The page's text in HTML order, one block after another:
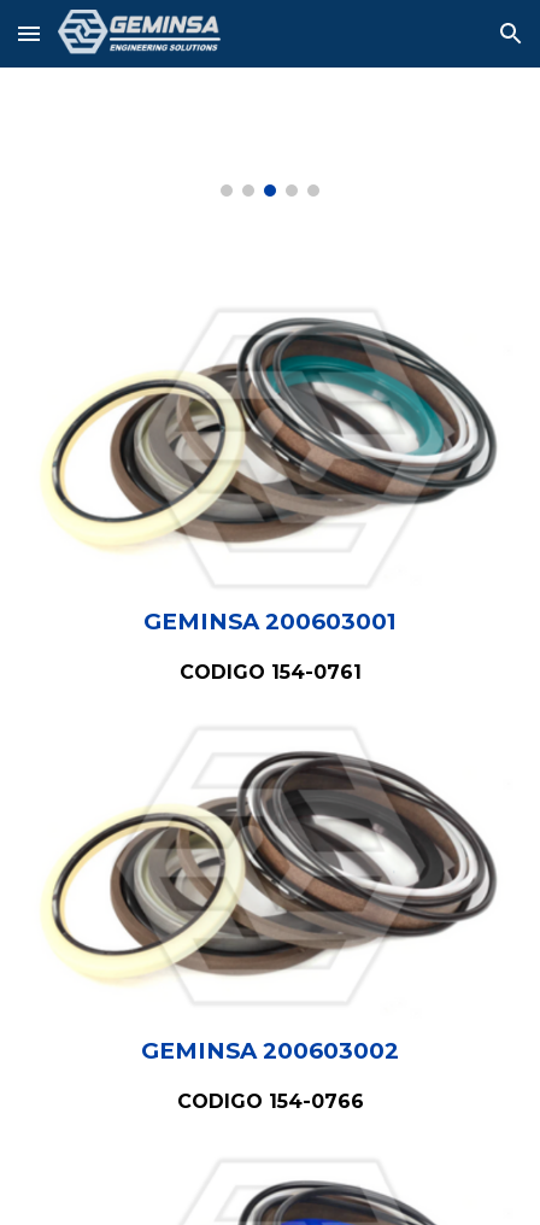
Skip to main content Skip to navigation
GEMINSA 200603001
CODIGO 154-0761
GEMINSA 200603002
CODIGO 154-0766